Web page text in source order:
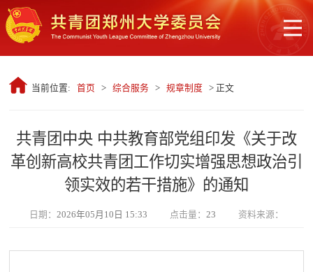
当前位置: 首页 > 综合服务 > 规章制度 > 正文
共青团中央 中共教育部党组印发《关于改
革创新高校共青团工作切实增强思想政治引
领实效的若干措施》的通知
日期： 2026年05月10日 15:33 点击量： 23 资料来源：